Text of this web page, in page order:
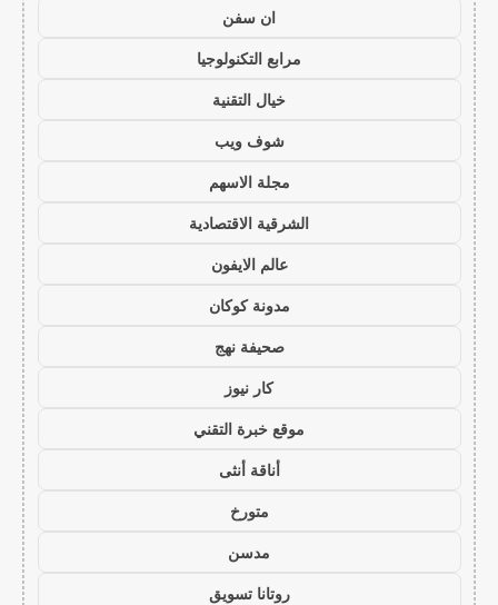
ان سفن
مرابع التكنولوجيا
خيال التقنية
شوف ويب
مجلة الاسهم
الشرقية الاقتصادية
عالم الايفون
مدونة كوكان
صحيفة نهج
كار نيوز
موقع خبرة التقني
أناقة أنثى
متورخ
مدسن
روتانا تسويق